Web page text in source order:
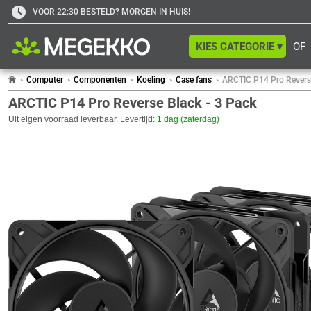
VOOR 22:30 BESTELD? MORGEN IN HUIS!
OF
KIES CATEGORIE ▾
Computer Componenten Koeling Case fans ARCTIC P14 Pro
ARCTIC P14 Pro Reverse Black - 3 Pack
Uit eigen voorraad leverbaar. Levertijd: 1 dag (zaterdag)